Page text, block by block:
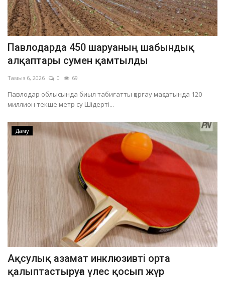
Павлодарда 450 шаруаның шабындық
алқаптары сумен қамтылды
Тамыз 6, 2026 0 69
Павлодар облысында биыл табиғатты қорғау мақсатында 120
миллион текше метр су Шідерті...
Даму
Ақсулық азамат инклюзивті орта
қалыптастыруға үлес қосып жүр